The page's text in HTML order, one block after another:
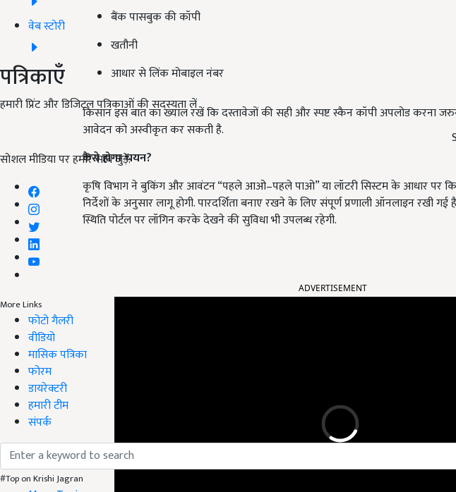
वेब स्टोरी
पत्रिकाएँ
हमारी प्रिंट और डिजिटल पत्रिकाओं की सदस्यता लें
सोशल मीडिया पर हमारे साथ जुड़ें:
More Links
फोटो गैलरी
वीडियो
मासिक पत्रिका
फोरम
डायरेक्टरी
हमारी टीम
संपर्क
#Top on Krishi Jagran
बैंक पासबुक की कॉपी
खतौनी
आधार से लिंक मोबाइल नंबर
किसान इस बात का ख्याल रखें कि दस्तावेजों की सही और स्पष्ट स्कैन कॉपी अपलोड करना जरुरी
आवेदन को अस्वीकृत कर सकती है.
कैसे होगा चयन?
कृषि विभाग ने बुकिंग और आवंटन “पहले आओ–पहले पाओ” या लॉटरी सिस्टम के आधार पर किया
निर्देशों के अनुसार लागू होगी. पारदर्शिता बनाए रखने के लिए संपूर्ण प्रणाली ऑनलाइन रखी
स्थिति पोर्टल पर लॉगिन करके देखने की सुविधा भी उपलब्ध रहेगी.